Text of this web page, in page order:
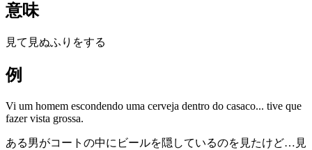
意味
見て見ぬふりをする
例
Vi um homem escondendo uma cerveja dentro do casaco... tive que
fazer vista grossa.
ある男がコートの中にビールを隠しているのを見たけど…見